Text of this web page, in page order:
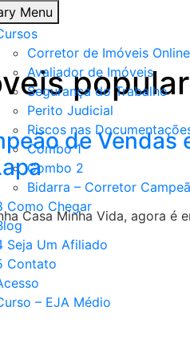
Menu
Corretor de Imóveis Online
Avaliador de Imóveis
Segurança do Trabalho
Perito Judicial
Riscos nas
Combo 1
Combo 2
Bidarra – Corretor
Como Chegar
Seja Um Afiliado
Contato
– EJA Médio
de Vendas
Casa Minha Vida, agora é